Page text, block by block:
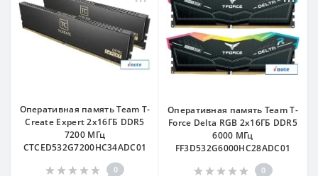
Оперативная память Team T-
Create Expert 2x16ГБ DDR5
7200 МГц
CTCED532G7200HC34ADC01
0
Оперативная память Team T-
Force Delta RGB 2x16ГБ DDR5
6000 МГц
FF3D532G6000HC28ADC01
0